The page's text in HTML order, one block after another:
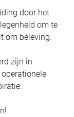
door het
om te
om beleving.
zijn in